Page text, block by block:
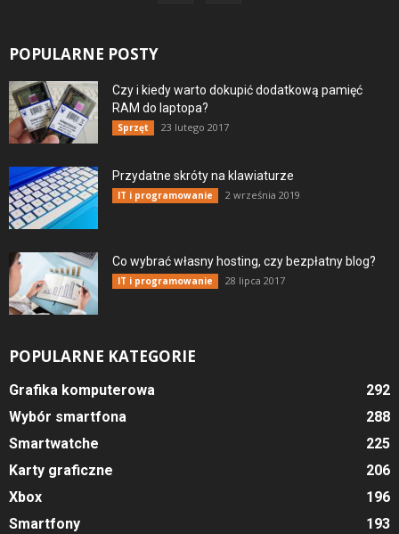
POPULARNE POSTY
Czy i kiedy warto dokupić dodatkową pamięć
RAM do laptopa?
Sprzęt 23 lutego 2017
Przydatne skróty na klawiaturze
IT i programowanie 2 września 2019
Co wybrać własny hosting, czy bezpłatny blog?
IT i programowanie 28 lipca 2017
POPULARNE KATEGORIE
Grafika komputerowa
292
Wybór smartfona
288
Smartwatche
225
Karty graficzne
206
Xbox
196
Smartfony
193